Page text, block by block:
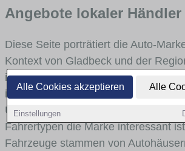
Alle Cookies akzeptieren Alle
Einstellungen
Angebote lokaler Händler
Diese Seite porträtiert die Auto-
Kontext von Gladbeck und der
in welchen Fahrzeugklassen
ist, welche Modellreihen häufig im
Umlandverkehr zu sehen sind und
Fahrertypen die Marke interessant
Fahrzeuge stammen von